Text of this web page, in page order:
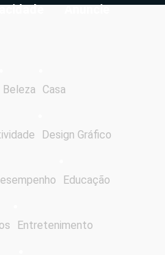
Anuncie
Beleza Casa
Design Gráfico
Educação
Entretenimento